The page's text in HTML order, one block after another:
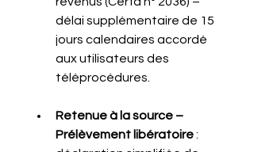
délai supplémentaire de 15
jours calendaires accordé
aux utilisateurs des
téléprocédures.
Retenue à la source –
Prélèvement libératoire :